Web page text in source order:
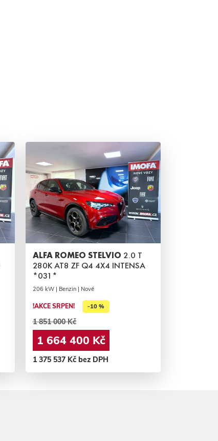
ALFA ROMEO STELVIO 2.0 T
280K AT8 ZF Q4 4X4 INTENSA
*031*
206 kW | Benzin | Nové
!AKCE SRPEN! -10 %
1 851 000 Kč
1 664 400 Kč
1 375 537 Kč bez DPH